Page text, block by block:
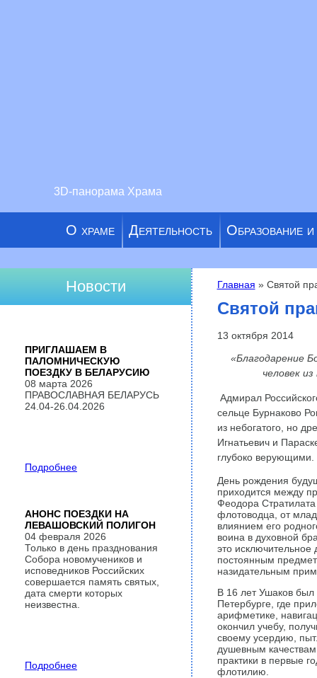
3D-панорама Храма
О храме Деятельность Образование
Вы здесь
Главная » Святой
Святой
13 октября 2014
«Благодарение
человек
Адмирал
сельце Бурнаково
из небогатого, но
Игнатьевич и
глубоко верующими.
День рождения
приходится между
Феодора
флотоводца, от
влиянием его
воина в духовной
это
постоянным
назидательным
В 16 лет Ушаков был
Петербурге, где
арифметике,
окончил учебу,
своему усердию,
душевным
практики в первые
флотилию.
Новости
ПРИГЛАШАЕМ В
ПАЛОМНИЧЕСКУЮ
ПОЕЗДКУ В БЕЛАРУСИЮ
08 марта 2026
ПРАВОСЛАВНАЯ БЕЛАРУСЬ
24.04-26.04.2026
Подробнее
АНОНС ПОЕЗДКИ НА
ЛЕВАШОВСКИЙ ПОЛИГОН
04 февраля 2026
Только в день празднования
Собора новомучеников и
исповедников Российских
совершается память святых,
дата смерти которых
неизвестна.
Подробнее